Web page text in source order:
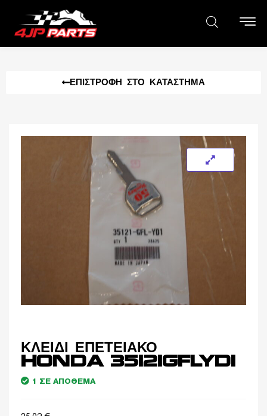
ΕΠΙΣΤΡΟΦΉ ΣΤΟ ΚΑΤΆΣΤΗΜΑ
ΚΛΕΙΔΙ ΕΠΕΤΕΙΑΚΟ
HONDA 35121GFLYD1
1 ΣΕ ΑΠΌΘΕΜΑ